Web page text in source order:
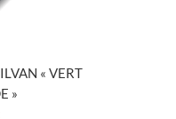
« VERT
»